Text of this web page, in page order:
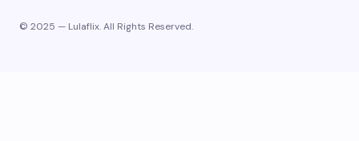
© 2025 — Lulaflix. All Rights Reserved.